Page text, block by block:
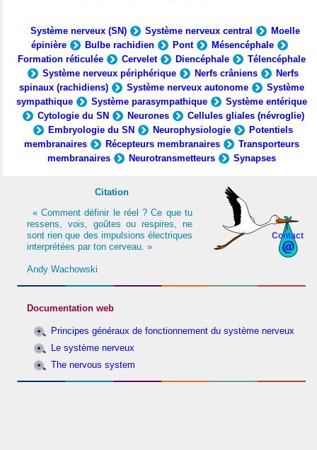
Système nerveux (SN) Système nerveux central
Moelle
épinière
Bulbe rachidien Pont
Mésencéphale
Formation réticulée
Cervelet Diencéphale
Télencéphale
Système nerveux périphérique
Nerfs crâniens
Nerfs
spinaux (rachidiens)
Système nerveux autonome
Système
sympathique
Système parasympathique
Système entérique
Cytologie du SN
Neurones
Cellules gliales (névroglie)
Embryologie du SN
Neurophysiologie
Potentiels
membranaires
Récepteurs membranaires
Transporteurs
membranaires
Neurotransmetteurs Synapses
Contact
Citation
« Comment définir le réel ? Ce que tu
ressens, vois, goûtes ou respires, ne
sont rien que des impulsions électriques
interprétées par ton cerveau. »
Andy Wachowski
Documentation web
Principes généraux de fonctionnement du système nerveux
Le système nerveux
The nervous system